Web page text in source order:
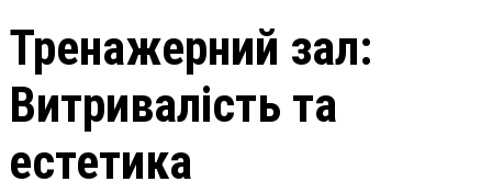
Тренажерний зал:
Витривалість та
естетика